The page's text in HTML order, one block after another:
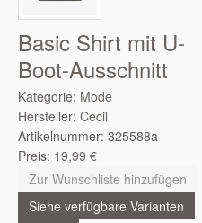
Basic Shirt mit U-
Boot-Ausschnitt
Kategorie: Mode
Hersteller: Cecil
Artikelnummer: 325588a
Preis: 19,99 €
Zur Wunschliste hinzufügen
Siehe verfügbare Varianten